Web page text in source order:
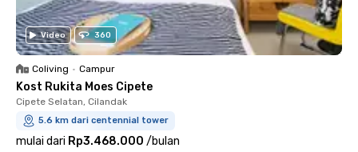
Video 360
Coliving • Campur
Kost Rukita Moes Cipete
Cipete Selatan, Cilandak
5.6 km dari centennial tower
mulai dari Rp3.468.000 /bulan